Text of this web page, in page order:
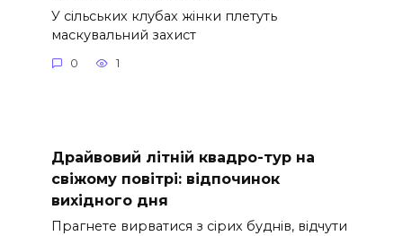
У сільських клубах жінки плетуть
маскувальний захист
0 1
Драйвовий літній квадро-тур на
свіжому повітрі: відпочинок
вихідного дня
Прагнете вирватися з сірих буднів, відчути